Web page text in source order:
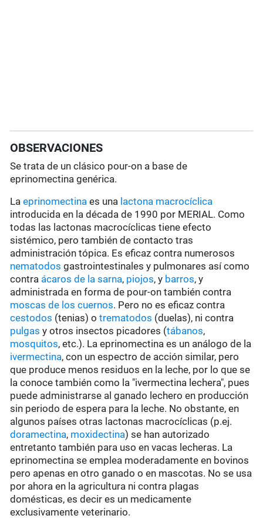
OBSERVACIONES
Se trata de un clásico pour-on a base de
eprinomectina genérica.
Laeprinomectina es una lactona macrocíclica
introducida en la década de 1990 por MERIAL. Como
todas las lactonas macrocíclicas tiene efecto
sistémico, pero también de contacto tras
administración tópica. Es eficaz contra numerosos
nematodos gastrointestinales y pulmonares así como
contra ácaros de la sarna, piojos, y barros, y
administrada en forma de pour-on también contra
moscas de los cuernos. Pero no es eficaz contra
cestodos (tenias) otrematodos (duelas), ni contra
pulgas y otros insectos picadores (tábanos,
mosquitos, etc.). La eprinomectina es un análogo de la
ivermectina, con un espectro de acción similar, pero
que produce menos residuos en la leche, por lo que se
la conoce también como la "ivermectina lechera", pues
puede administrarse al ganado lechero en producción
sin periodo de espera para la leche. No obstante, en
algunos países otras lactonas macrocíclicas (p.ej.
doramectina, moxidectina) se han autorizado
entretanto también para uso en vacas lecheras. La
eprinomectina se emplea moderadamente en bovinos
pero apenas en otro ganado o en mascotas. No se usa
por ahora en la agricultura ni contra plagas
domésticas, es decir es un medicamente
exclusivamente veterinario.